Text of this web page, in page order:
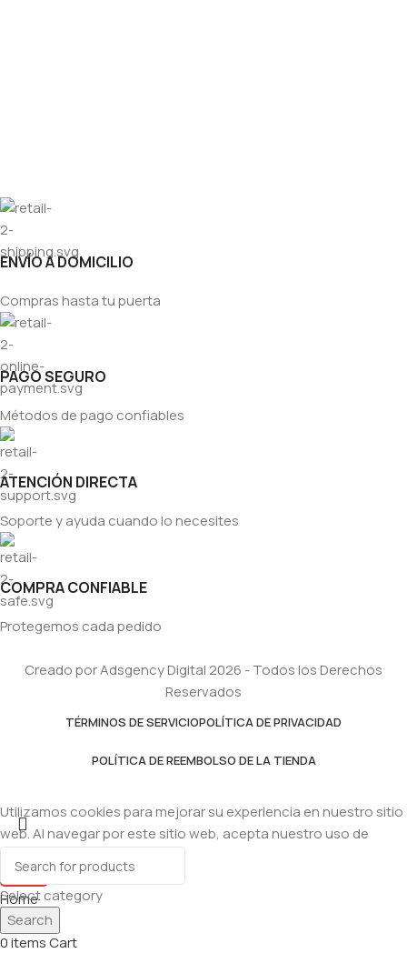
ENVÍO A DOMICILIO
Compras hasta tu puerta
PAGO SEGURO
Métodos de pago confiables
ATENCIÓN DIRECTA
Soporte y ayuda cuando lo necesites
COMPRA CONFIABLE
Protegemos cada pedido
Creado por Adsgency Digital 2026 - Todos los Derechos
Reservados
TÉRMINOS DE SERVICIOPOLÍTICA DE PRIVACIDAD
POLÍTICA DE REEMBOLSO DE LA TIENDA
Select category
Search
Utilizamos cookies para mejorar su experiencia en nuestro sitio
web. Al navegar por este sitio web, acepta nuestro uso de
Accept
Home
Shop
0itemsCart